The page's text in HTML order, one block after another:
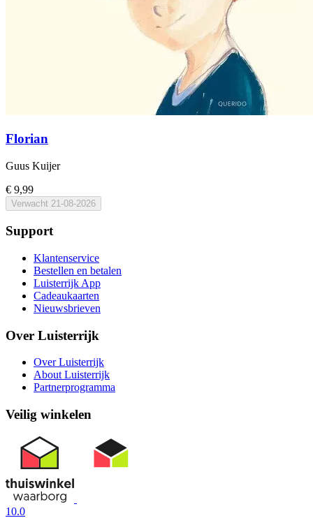
Florian
Guus Kuijer
€ 9,99
Verwacht 21-08-2026
Support
Klantenservice
Bestellen en betalen
Luisterrijk App
Cadeaukaarten
Nieuwsbrieven
Over Luisterrijk
Over Luisterrijk
About Luisterrijk
Partnerprogramma
Veilig winkelen
10.0